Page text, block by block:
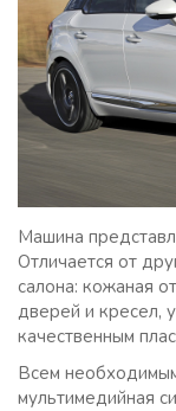
Машина
Отличается от
салона: кожаная
дверей и кресел,
качественным
Всем
мультимедийная